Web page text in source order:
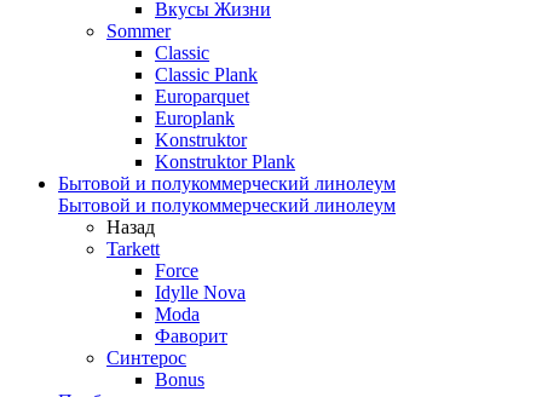
Вкусы Жизни
Sommer
Classic
Classic Plank
Europarquet
Europlank
Konstruktor
Konstruktor Plank
Бытовой и полукоммерческий линолеум
Бытовой и полукоммерческий линолеум
Назад
Tarkett
Force
Idylle Nova
Moda
Фаворит
Синтерос
Bonus